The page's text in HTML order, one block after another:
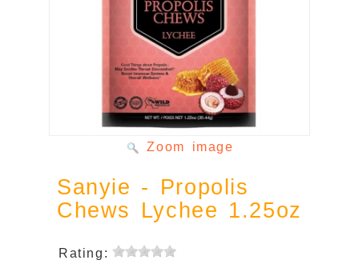
Zoom image
Sanyie - Propolis
Chews Lychee 1.25oz
Rating: